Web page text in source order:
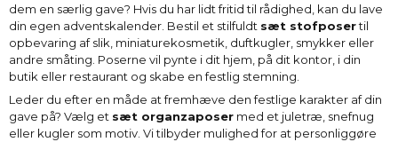
dem en særlig gave? Hvis du har lidt fritid til rådighed, kan du lave
din egen adventskalender. Bestil et stilfuldt sæt stofposertil
opbevaring af slik, miniaturekosmetik, duftkugler, smykker eller
andre småting. Poserne vil pynte i dit hjem, på dit kontor, i din
butik eller restaurant og skabe en festlig stemning.
Leder du efter en måde at fremhæve den festlige karakter af din
gave på? Vælg et sæt organzaposer med et juletræ, snefnug
eller kugler som motiv. Vi tilbyder mulighed for at personliggøre